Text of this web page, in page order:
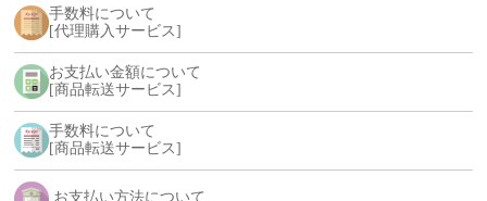
手数料について
[代理購入サービス]
お支払い金額について
[商品転送サービス]
手数料について
[商品転送サービス]
お支払い方法について